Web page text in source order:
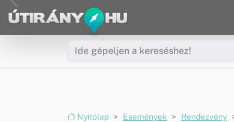
Ugrás a menüre
Ugrás a tartalomra
Nyitólap Események Rendezvény